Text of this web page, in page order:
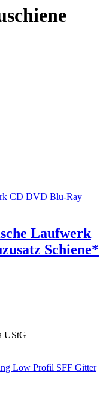
Laufwerk
Schiene*
UStG